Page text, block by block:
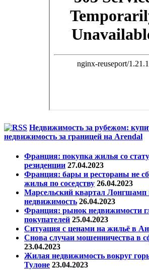
Недвижимость за рубежом:
недвижимость за границей на Arendal
Франция: покупка жилья со
резиденции 27.04.2023
Франция: бары и рестораны не
жилья по соседству 26.04.2023
Марсельский квартал Лонгшамп
недвижимость 26.04.2023
Франция: рынок недвижимости
покупателей 25.04.2023
Ситуация с ценами на жильё в
Снова случаи мошенничества в
23.04.2023
Жилая недвижимость вокруг
Тулоне 23.04.2023